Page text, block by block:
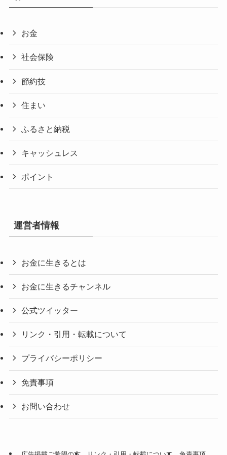
お金
社会保険
節約技
住まい
ふるさと納税
キャッシュレス
ポイント
運営者情報
お金に生きるとは
お金に生きるチャンネル
公式ツイッター
リンク・引用・転載について
プライバシーポリシー
免責事項
お問い合わせ